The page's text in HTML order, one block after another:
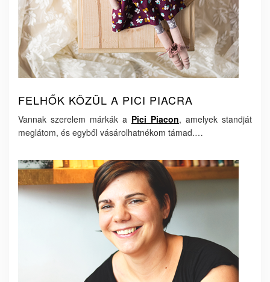
FELHŐK KÖZÜL A PICI PIACRA
Vannak szerelem márkák a Pici Piacon, amelyek standját
meglátom, és egyből vásárolhatnékom támad.…